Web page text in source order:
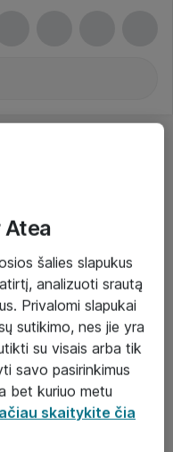
Atea
šalies slapukus
analizuoti srautą
Privalomi slapukai
sutikimo, nes jie yra
su visais arba tik
savo pasirinkimus
bet kuriuo metu
skaitykite čia